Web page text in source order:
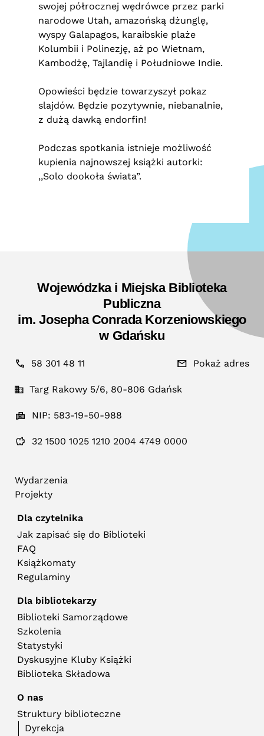
swojej półrocznej wędrówce przez parki
narodowe Utah, amazońską dżunglę,
wyspy Galapagos, karaibskie plaże
Kolumbii i Polinezję, aż po Wietnam,
Kambodżę, Tajlandię i Południowe Indie.
Opowieści będzie towarzyszył pokaz
slajdów. Będzie pozytywnie, niebanalnie,
z dużą dawką endorfin!
Podczas spotkania istnieje możliwość
kupienia najnowszej książki autorki:
,,Solo dookoła świata”.
Wojewódzka i Miejska Biblioteka
Publiczna
im. Josepha Conrada Korzeniowskiego
w Gdańsku
58 301 48 11 Pokaż adres
Targ Rakowy 5/6, 80-806 Gdańsk
NIP: 583-19-50-988
32 1500 1025 1210 2004 4749 0000
Wydarzenia
Projekty
Dla czytelnika
Jak zapisać się do Biblioteki
FAQ
Książkomaty
Regulaminy
Dla bibliotekarzy
Biblioteki Samorządowe
Szkolenia
Statystyki
Dyskusyjne Kluby Książki
Biblioteka Składowa
O nas
Struktury biblioteczne
Dyrekcja